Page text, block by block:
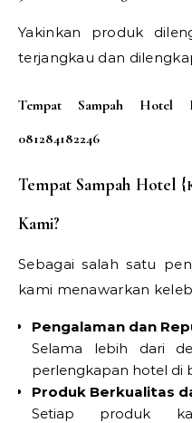
Yakinkan produk
terjangkau dan
Tempat Sampah Hotel
081284182246
Tempat Sampah Hotel {
Kami?
Sebagai salah satu
kami menawarkan
Pengalaman dan
Selama lebih dari
perlengkapan hotel di
Produk Berkualitas
Setiap produk